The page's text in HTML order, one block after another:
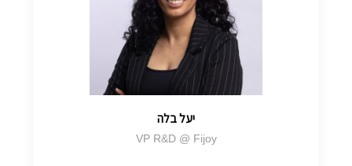
יעל בלה
VP R&D @ Fijoy